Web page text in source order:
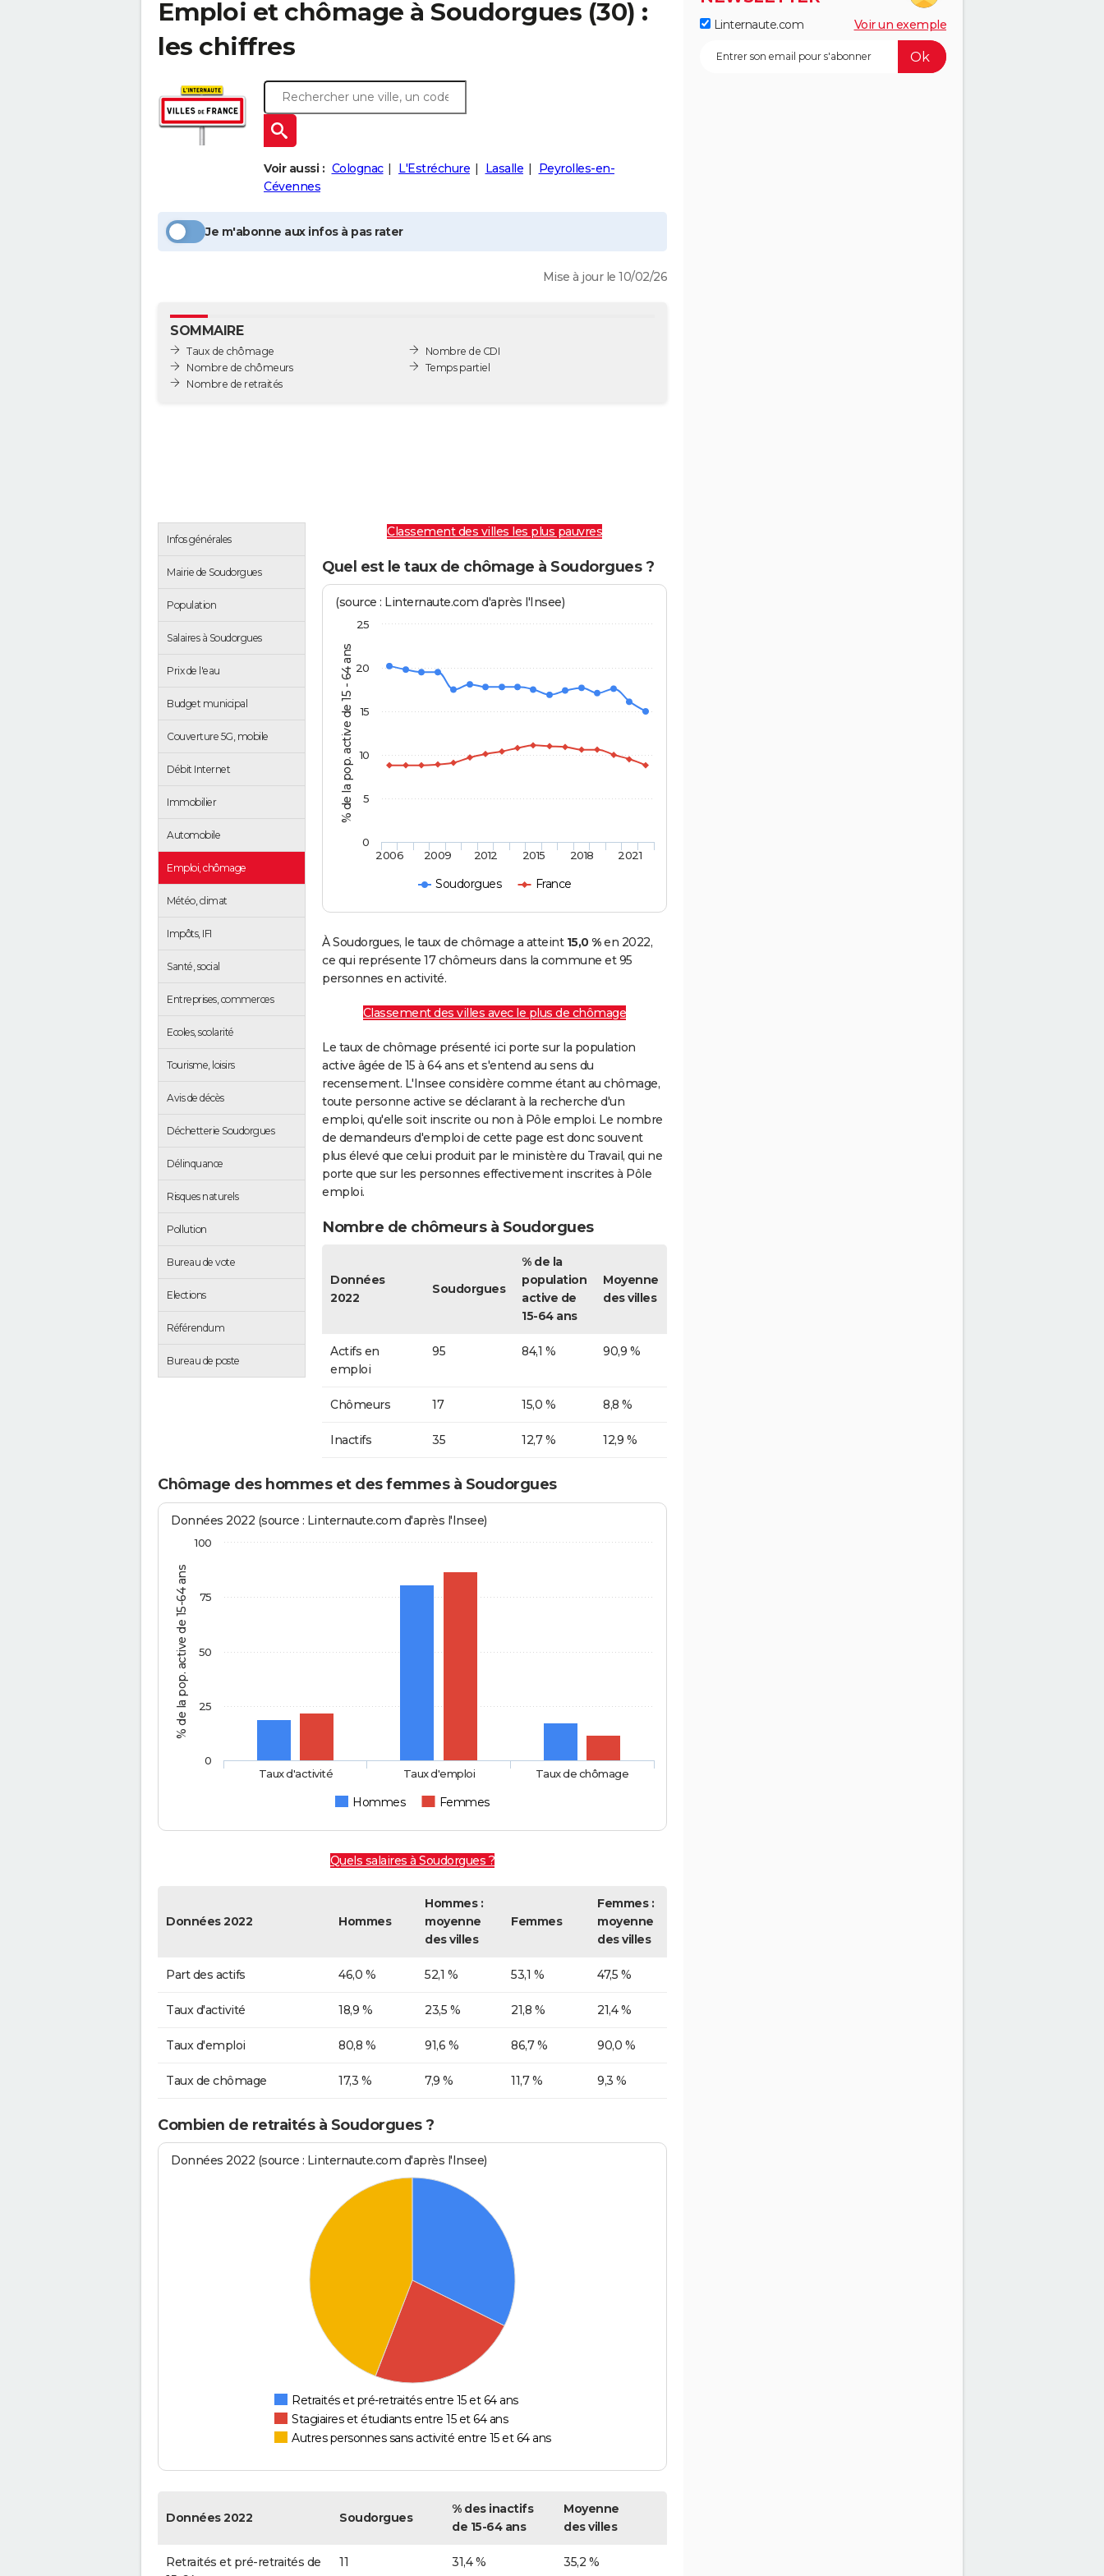
Emploi et chômage à Soudorgues (30) :
les chiffres
Voir aussi : Colognac L'Estréchure Lasalle
Peyrolles-en-
Cévennes
Je m'abonne aux infos à pas rater
Mise à jour le 10/02/26
SOMMAIRE
Taux de chômage
Nombre de chômeurs
Nombre de retraités
Nombre de CDI
Temps partiel
Infos générales
Mairie de Soudorgues
Population
Salaires à Soudorgues
Prix de l'eau
Budget municipal
Couverture 5G, mobile
Débit Internet
Immobilier
Automobile
Emploi, chômage
Météo, climat
Impôts, IFI
Santé, social
Entreprises, commerces
Ecoles, scolarité
Tourisme, loisirs
Avis de décès
Déchetterie Soudorgues
Délinquance
Risques naturels
Pollution
Bureau de vote
Elections
Référendum
Bureau de poste
Classement des villes les plus pauvres
Quel est le taux de chômage à Soudorgues ?
% de la pop. active de 15 - 64 ans
(source : Linternaute.com d'après l'Insee)
Soudorgues France
2006 2009 2012 2015 2018 2021
0
5
10
15
20
25
À Soudorgues, le taux de chômage a atteint 15,0 %en 2022,
ce qui représente 17 chômeurs dans la commune et 95
personnes en activité.
Classement des villes avec le plus de chômage
Le taux de chômage présenté ici porte sur la population
active âgée de 15 à 64 ans et s'entend au sens du
recensement. L'Insee considère comme étant au chômage,
toute personne active se déclarant à la recherche d'un
emploi, qu'elle soit inscrite ou non à Pôle emploi. Le nombre
de demandeurs d'emploi de cette page est donc souvent
plus élevé que celui produit par le ministère du Travail, qui ne
porte que sur les personnes effectivement inscrites à Pôle
emploi.
Nombre de chômeurs à Soudorgues
Données
2022
Soudorgues
% de la
population
active de
15-64 ans
Moyenne
des villes
Actifs en
emploi
95 84,1 % 90,9 %
Chômeurs 17 15,0 % 8,8 %
Inactifs 35 12,7 % 12,9 %
Chômage des hommes et des femmes à Soudorgues
% de la pop. active de 15-64 ans
Données 2022 (source : Linternaute.com d'après l'Insee)
Hommes Femmes
Taux d'activité Taux d'emploi Taux de chômage
0
25
50
75
100
Quels salaires à Soudorgues ?
Données 2022 Hommes
Hommes :
moyenne
des villes
Femmes
Femmes :
moyenne
des villes
Part des actifs 46,0 % 52,1 % 53,1 % 47,5 %
Taux d'activité 18,9 % 23,5 % 21,8 % 21,4 %
Taux d'emploi 80,8 % 91,6 % 86,7 % 90,0 %
Taux de chômage 17,3 % 7,9 % 11,7 % 9,3 %
Combien de retraités à Soudorgues ?
Données 2022 (source : Linternaute.com d'après l'Insee)
Retraités et pré-retraités entre 15 et 64 ans
Stagiaires et étudiants entre 15 et 64 ans
Autres personnes sans activité entre 15 et 64 ans
Données 2022 Soudorgues
% des inactifs
de 15-64 ans
Moyenne
des villes
Retraités et pré-retraités de
11 31,4 % 35,2 %
Linternaute.com Voir un exemple